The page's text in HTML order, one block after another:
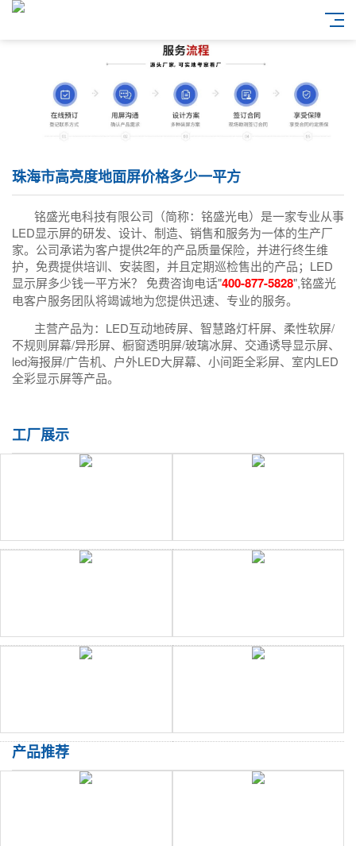
珠海市高亮度地面屏价格多少一平方
铭盛光电科技有限公司（简称：铭盛光电）是一家专业从事
LED显示屏的研发、设计、制造、销售和服务为一体的生产厂
家。公司承诺为客户提供2年的产品质量保险，并进行终生维
护，免费提供培训、安装图，并且定期巡检售出的产品；LED
显示屏多少钱一平方米？ 免费咨询电话"400-877-5828",铭盛光
电客户服务团队将竭诚地为您提供迅速、专业的服务。
主营产品为：LED互动地砖屏、智慧路灯杆屏、柔性软屏/
不规则屏幕/异形屏、橱窗透明屏/玻璃冰屏、交通诱导显示屏、
led海报屏/广告机、户外LED大屏幕、小间距全彩屏、室内LED
全彩显示屏等产品。
工厂展示
产品推荐